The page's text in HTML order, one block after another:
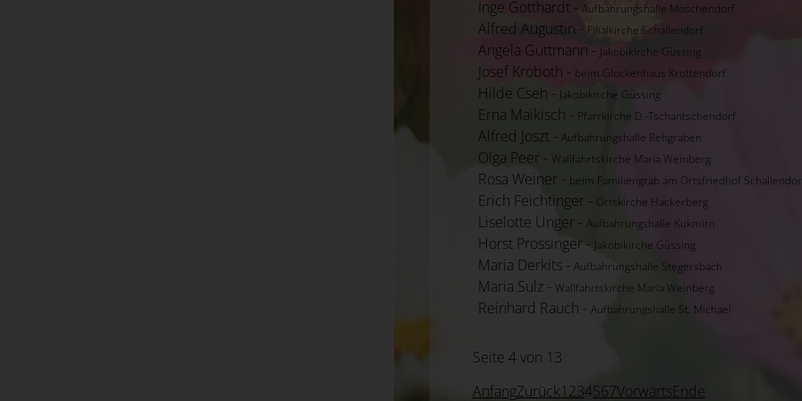
Inge Gotthardt - Aufbahrungshalle Moschendorf
Alfred Augustin - Filialkirche Schallendorf
Angela Guttmann - Jakobikirche Güssing
Josef Kroboth - beim Glockenhaus Krottendorf
Hilde Cseh - Jakobikirche Güssing
Erna Maikisch - Pfarrkirche D.-Tschantschendorf
Alfred Joszt - Aufbahrungshalle Rehgraben
Olga Peer - Wallfahrtskirche Maria Weinberg
Rosa Weiner - beim Familiengrab am Ortsfriedhof
Erich Feichtinger - Ortskirche Hackerberg
Liselotte Unger - Aufbahrungshalle Kukmirn
Horst Prossinger - Jakobikirche Güssing
Maria Derkits - Aufbahrungshalle Stegersbach
Maria Sulz - Wallfahrtskirche Maria Weinberg
Reinhard Rauch - Aufbahrungshalle St. Michael
Seite 4 von 13
AnfangZurück1 234567VorwärtsEnde